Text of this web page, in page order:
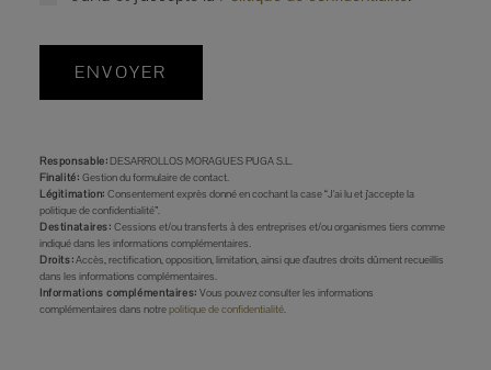
ENVOYER
Responsable:DESARROLLOS MORAGUES PUGA S.L.
Finalité: Gestion du formulaire de contact.
Légitimation: Consentement exprès donné en cochant la case “J'ai lu et j'accepte la
politique de confidentialité”.
Destinataires: Cessions et/ou transferts à des entreprises et/ou organismes tiers comme
indiqué dans les informations complémentaires.
Droits:Accès, rectification, opposition, limitation, ainsi que d'autres droits dûment recueillis
dans les informations complémentaires.
Informations complémentaires: Vous pouvez consulter les informations
complémentaires dans notrepolitique de confidentialité.